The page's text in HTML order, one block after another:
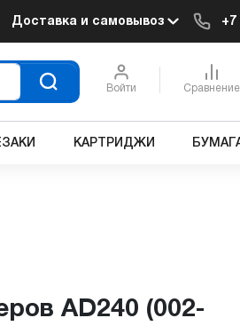
Доставка и самовывоз +7
Войти Сравнение
КАРТРИДЖИ